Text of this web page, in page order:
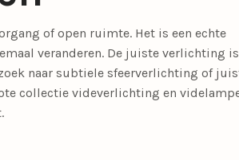
Buitenlampen
Woonkamerlampen
lichtbronnen Calex
Kasten
of open ruimte. Het is een echte
veranderen. De juiste verlichting is
naar subtiele sfeerverlichting of
collectie videverlichting en